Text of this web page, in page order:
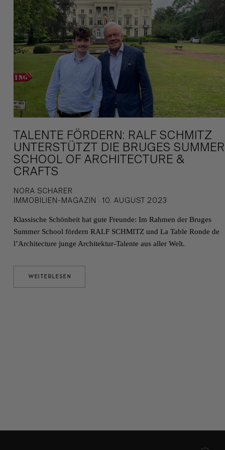
TALENTE FÖRDERN: RALF SCHMITZ
UNTERSTÜTZT DIE BRUGES SUMMER
SCHOOL OF ARCHITECTURE &
CRAFTS
NORA SCHARER
IMMOBILIEN-MAGAZIN · 10. AUGUST 2023
Klassische Schönheit hat gute Freunde: Im Rahmen der Bruges
Summer School fördern RALF SCHMITZ und La Table Ronde de
l’Architecture junge Architektur-Talente aus aller Welt.
WEITERLESEN